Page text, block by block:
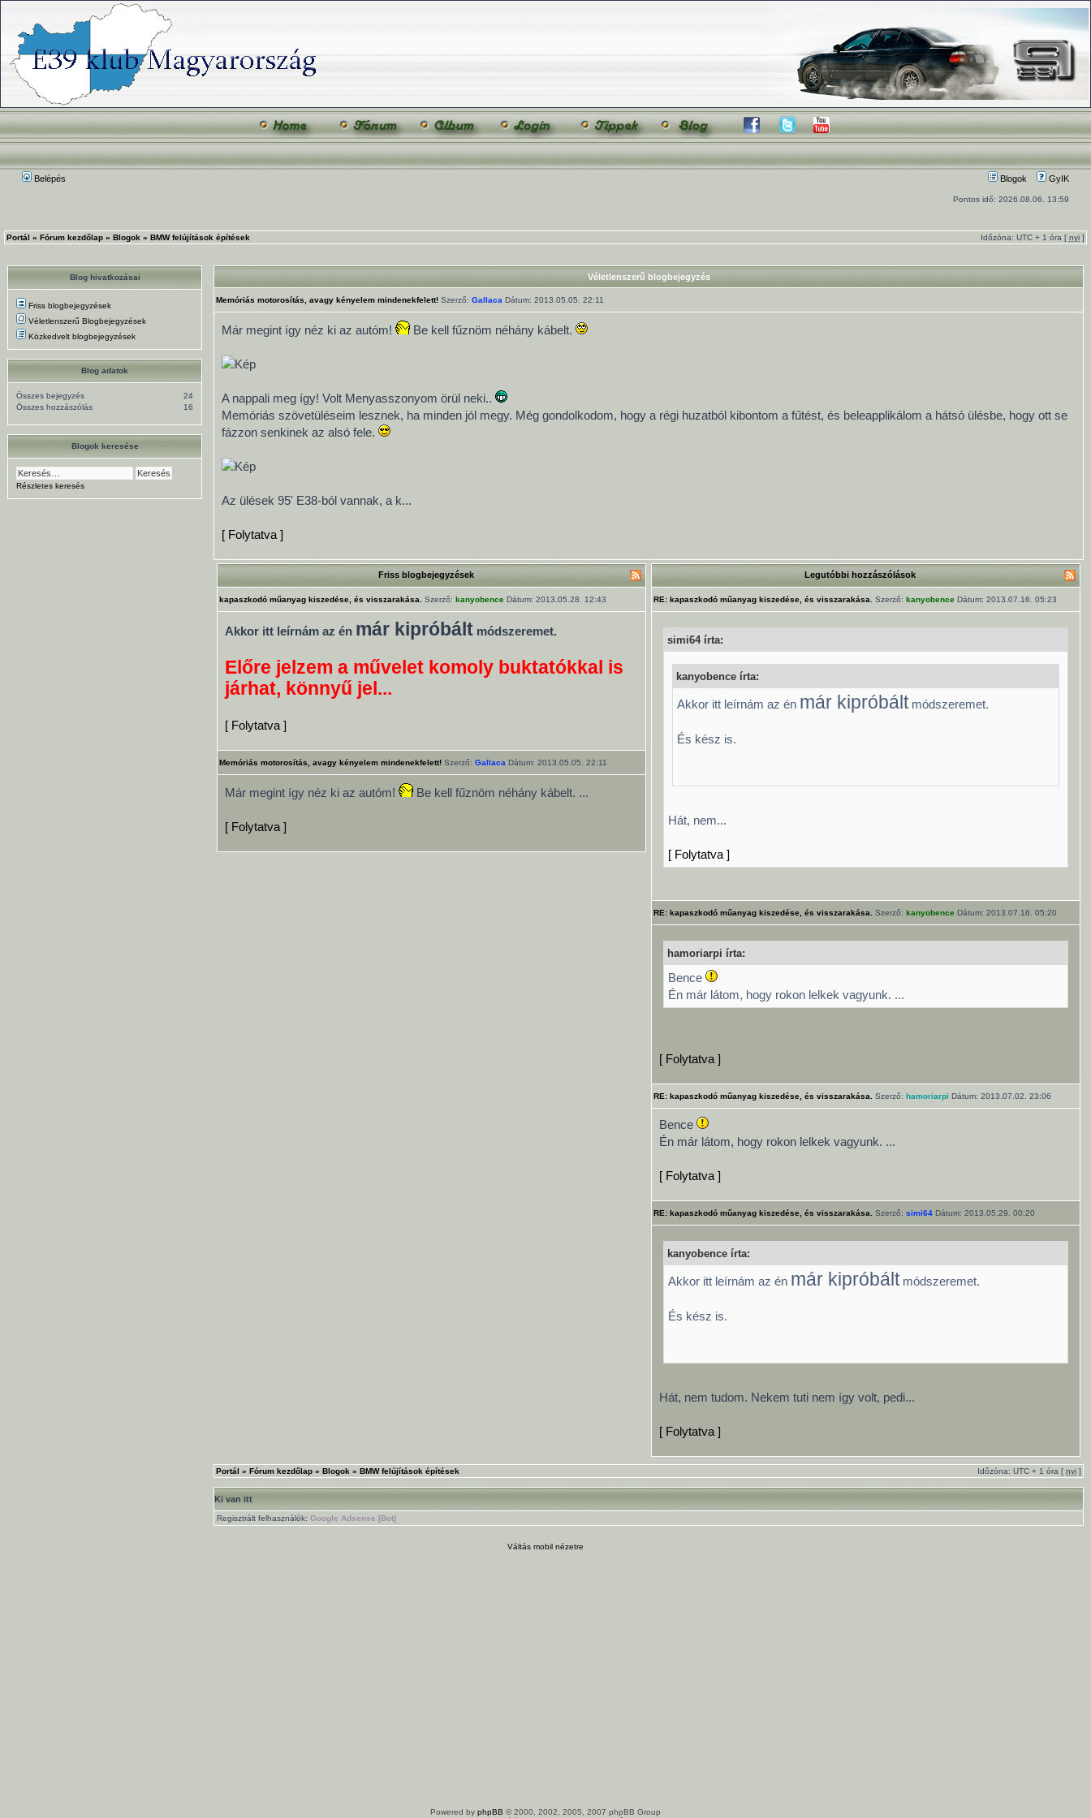
Belépés Blogok GyIK
Pontos idő: 2026.08.06. 13:59
Portál » Fórum kezdőlap » Blogok » BMW felújítások építések Időzóna: UTC + 1 óra [ nyi ]
Blog hivatkozásai
Friss blogbejegyzések
Véletlenszerű Blogbejegyzések
Közkedvelt blogbejegyzések
Blog adatok
24
Összes bejegyzés
16
Összes hozzászólás
Blogok keresése
Részletes keresés
Véletlenszerű blogbejegyzés
Memóriás motorosítás, avagy kényelem mindenekfelett! Szerző: Gallaca Dátum: 2013.05.05. 22:11
Már megint így néz ki az autóm! Be kell fűznöm néhány kábelt.
A nappali meg így! Volt Menyasszonyom örül neki..
Memóriás szövetüléseim lesznek, ha minden jól megy. Még gondolkodom, hogy a régi huzatból kibontom a fűtést, és beleapplikálom a hátsó ülésbe, hogy ott se
fázzon senkinek az alsó fele.
Az ülések 95' E38-ból vannak, a k...
[ Folytatva ]
Friss blogbejegyzések
kapaszkodó műanyag kiszedése, és visszarakása. Szerző: kanyobence Dátum: 2013.05.28. 12:43
Akkor itt leírnám az én már kipróbált módszeremet.
Előre jelzem a művelet komoly buktatókkal is
járhat, könnyű jel...
[ Folytatva ]
Memóriás motorosítás, avagy kényelem mindenekfelett! Szerző: Gallaca Dátum: 2013.05.05. 22:11
Már megint így néz ki az autóm! Be kell fűznöm néhány kábelt. ...
[ Folytatva ]
Legutóbbi hozzászólások
RE: kapaszkodó műanyag kiszedése, és visszarakása. Szerző: kanyobence Dátum: 2013.07.16. 05:23
simi64 írta:
kanyobence írta:
Akkor itt leírnám az én már kipróbáltmódszeremet.
És kész is.
Hát, nem...
[ Folytatva ]
RE: kapaszkodó műanyag kiszedése, és visszarakása. Szerző: kanyobence Dátum: 2013.07.16. 05:20
hamoriarpi írta:
Bence
Én már látom, hogy rokon lelkek vagyunk. ...
[ Folytatva ]
RE: kapaszkodó műanyag kiszedése, és visszarakása. Szerző: hamoriarpi Dátum: 2013.07.02. 23:06
Bence
Én már látom, hogy rokon lelkek vagyunk. ...
[ Folytatva ]
RE: kapaszkodó műanyag kiszedése, és visszarakása. Szerző: simi64 Dátum: 2013.05.29. 00:20
kanyobence írta:
Akkor itt leírnám az én már kipróbáltmódszeremet.
És kész is.
Hát, nem tudom. Nekem tuti nem így volt, pedi...
[ Folytatva ]
Portál » Fórum kezdőlap » Blogok » BMW felújítások építések Időzóna: UTC + 1 óra [ nyi ]
Ki van itt
Regisztrált felhasználók: Google Adsense [Bot]
Váltás mobil nézetre
Powered by phpBB © 2000, 2002, 2005, 2007 phpBB Group